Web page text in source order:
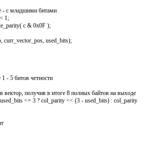
- с младшими битами
1;
( c & 0x0F );
, curr_vector_pos, used_bits);
- 5 битов четности
вектор, получив в итоге 8 полных байтов на выходе
used_bits <= 3 ? col_parity << (3 - used_bits) : col_parity